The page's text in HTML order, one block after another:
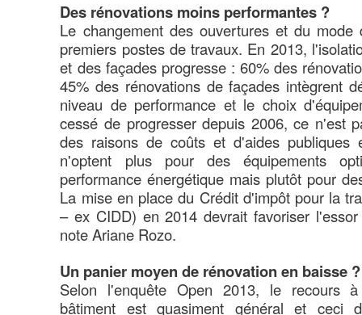
Des rénovations moins performantes ?
Le changement des ouvertures et du mode
premiers postes de travaux. En 2013,
et des façades progresse : 60% des
45% des rénovations de façades intègrent
niveau de performance et le choix
cessé de progresser depuis 2006, ce n'est
des raisons de coûts et d'aides publiques
n'optent plus pour des équipements
performance énergétique mais plutôt pour
La mise en place du Crédit d'impôt pour la
– ex CIDD) en 2014 devrait favoriser
note Ariane Rozo.
Un panier moyen de rénovation en baisse ?
Selon l'enquête Open 2013, le recours
bâtiment est quasiment général et ceci